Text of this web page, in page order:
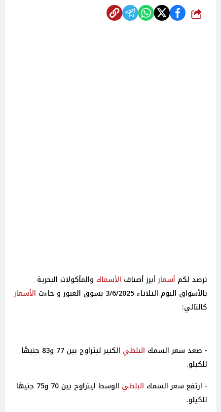
شارك
أسعارأبرز أصناف الأسماك والمأكولات البحرية
بالأسواق اليوم الثلاثاء 3/6/2025 بسوق العبور و جاءت
الأسعار
كالتالي:
- صعد سعر السمك البلطي
الكبير ليتراوح بين 77 و83 جنيهًا
للكيلو.
- ارتفع سعر السمك البلطي
الوسط ليتراوح بين 70 و75 جنيهًا
للكيلو.